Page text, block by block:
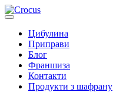
Цибулина
Приправи
Блог
Франшиза
Контакти
Продукти з шафрану